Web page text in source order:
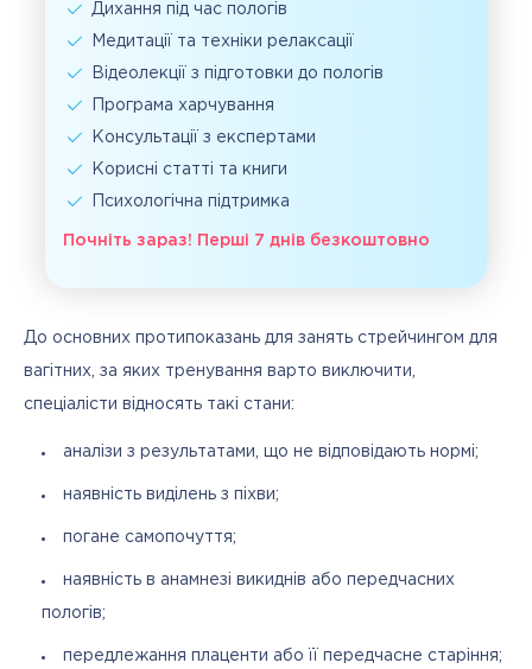
Дихання під час пологів
Медитації та техніки релаксації
Відеолекції з підготовки до пологів
Програма харчування
Консультації з експертами
Корисні статті та книги
Психологічна підтримка
Почніть зараз! Перші 7 днів безкоштовно
До основних протипоказань для занять стрейчингом для
вагітних, за яких тренування варто виключити,
спеціалісти відносять такі стани:
аналізи з результатами, що не відповідають нормі;
наявність виділень з піхви;
погане самопочуття;
наявність в анамнезі викиднів або передчасних
пологів;
передлежання плаценти або її передчасне старіння;